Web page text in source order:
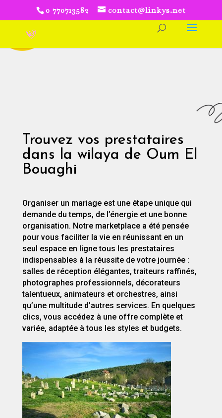
0 770713582 contact@linkys.net
Trouvez vos prestataires
dans la wilaya de Oum El
Bouaghi
Organiser un mariage est une étape unique qui
demande du temps, de l’énergie et une bonne
organisation. Notre marketplace a été pensée
pour vous faciliter la vie en réunissant en un
seul espace en ligne tous les prestataires
indispensables à la réussite de votre journée :
salles de réception élégantes, traiteurs raffinés,
photographes professionnels, décorateurs
talentueux, animateurs et orchestres, ainsi
qu’une multitude d’autres services. En quelques
clics, vous accédez à une offre complète et
variée, adaptée à tous les styles et budgets.